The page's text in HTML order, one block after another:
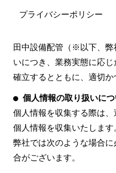
プライバシーポリシー
田中設備配管（※以下、弊
いにつき、業務実態に応
確立するとともに、適切か
● 個人情報の取り扱いにつ
個人情報を収集する際は
個人情報を収集いたします
弊社では次のような場合
合がございます。